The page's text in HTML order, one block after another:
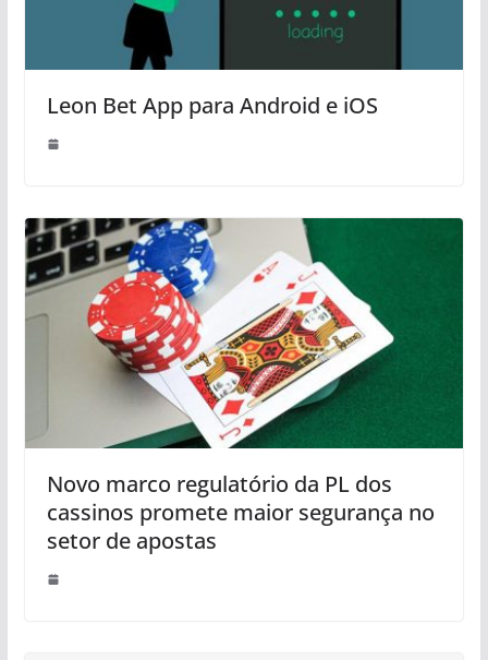
Leon Bet App para Android e iOS
Novo marco regulatório da PL dos
cassinos promete maior segurança no
setor de apostas